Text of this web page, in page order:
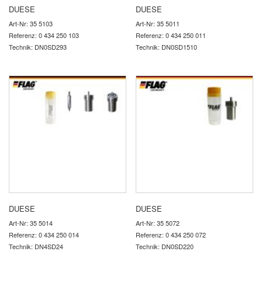
DUESE
Art-Nr: 35 5103
Referenz: 0 434 250 103
Technik: DN0SD293
DUESE
Art-Nr: 35 5011
Referenz: 0 434 250 011
Technik: DN0SD1510
DUESE
Art-Nr: 35 5014
Referenz: 0 434 250 014
Technik: DN4SD24
DUESE
Art-Nr: 35 5072
Referenz: 0 434 250 072
Technik: DN0SD220